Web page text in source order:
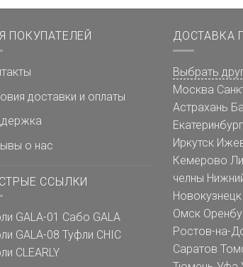
ПОКУПАТЕЛЕЙ
доставки и оплаты
о нас
ССЫЛКИ
GALA-01 Сабо GALA
GALA-08 Туфли CHIC
CLEARLY
ДОСТАВКА
Выбрать
Москва
Астрахань
Екатеринбург
Иркутск
Кемерово
челны
Новокузнецк
Омск
Ростов-на-
Саратов